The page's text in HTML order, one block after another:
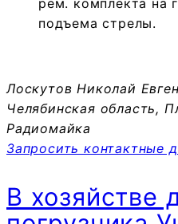
рем. комплекта на
подъема стрелы.
Лоскутов Николай
Челябинская область,
Радиомайка
Запросить контактные
В хозяйстве